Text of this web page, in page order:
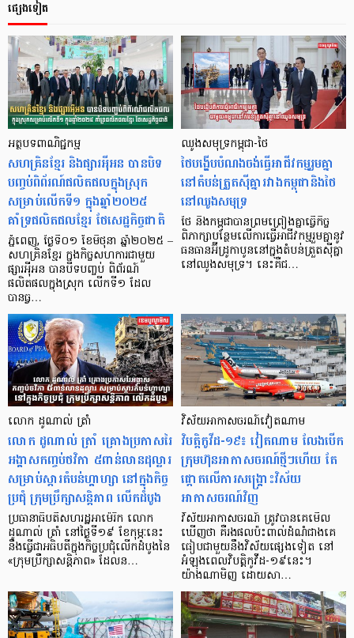
ផ្សេងទៀត
អត្ថបទពាណិជ្ជកម្ម
សហគ្រិនខ្មែរ និងផ្សារអុីអន បានបិទ
បញ្ចប់ពិព័រណ៍ផលិតផលក្នុងស្រុក
សម្រាប់លើកទី១ ក្នុងឆ្នាំ២០២៥
គាំទ្រផលិតផលខ្មែរ ថែសេដ្ឋកិច្ចជាតិ
ភ្នំពេញ, ថ្ងៃទី០១ ខែមិថុនា ឆ្នាំ២០២៥ –
សហគ្រិនខ្មែរ ក្នុងកិច្ចសហការជាមួយ
ផ្សារអុីអន បានបិទបញ្ចប់ ពិព័រណ៍
ផលិតផលក្នុងស្រុក លើកទី១ ដែល
បានធ្វ…
ឈូងសមុទ្រកម្ពុជា-ថៃ
ថៃបង្ហើបបំណងចង់ធ្វើអាជីវកម្មរួមគ្នា
នៅតំបន់ត្រួតស៊ីគ្នារវាងកម្ពុជានិងថៃ
នៅឈូងសមុទ្រ
ថៃ និងកម្ពុជាបានព្រមព្រៀងគ្នាធ្វើកិច្ច
ពិភាក្សាបន្ថែមលើការធ្វើអាជីវកម្មរួមគ្នានូវ
ធនធានអ៊ីដ្រូកាបូននៅក្នុងតំបន់ត្រួតស៊ីគ្នា
នៅឈូងសមុទ្រ។ នេះគឺជ…
លោក ដូណាល់ ត្រាំ
លោក ដូណាល់ ត្រាំ គ្រោងប្រកាសរៃ
អង្គាសកញ្ចប់ថវិកា ៥ពាន់លានដុល្លារ
សម្រាប់ស្ដារតំបន់ហ្គាហ្សា នៅក្នុងកិច្ច
ប្រជុំ ក្រុមប្រឹក្សាសន្ដិភាព លើកដំបូង
ប្រធានាធិបតីសហរដ្ឋអាម៉េរិក លោក
ដូណាល់ ត្រាំ នៅថ្ងៃទី១៩ ខែកុម្ភៈនេះ
នឹងធ្វើជាអធិបតីក្នុងកិច្ចប្រជុំលើកដំបូងនៃ
«ក្រុមប្រឹក្សាសន្តិភាព» ដែលន…
វិស័យអាកាសចរណ៍វៀតណាម
វិបត្តិកូវីដ-១៩៖ វៀតណាម លែងបើក
ក្រុមហ៊ុនអាកាសចរណ៍ថ្មីៗហើយ តែ
ផ្ដោតលើការសង្គ្រោះវិស័យ
អាកាសចរណ៍វិញ
វិស័យអាកាសចរណ៍ ត្រូវបានគេមើល
ឃើញថា គឺរងផលប៉ះពាល់ដំណំជាងគេ
ធៀបជាមួយនឹងវិស័យផ្សេងទៀត នៅ
អំឡុងពេលវិបត្តិកូវីដ-១៩នេះ។
យ៉ាងណាមិញ ដោយសា…